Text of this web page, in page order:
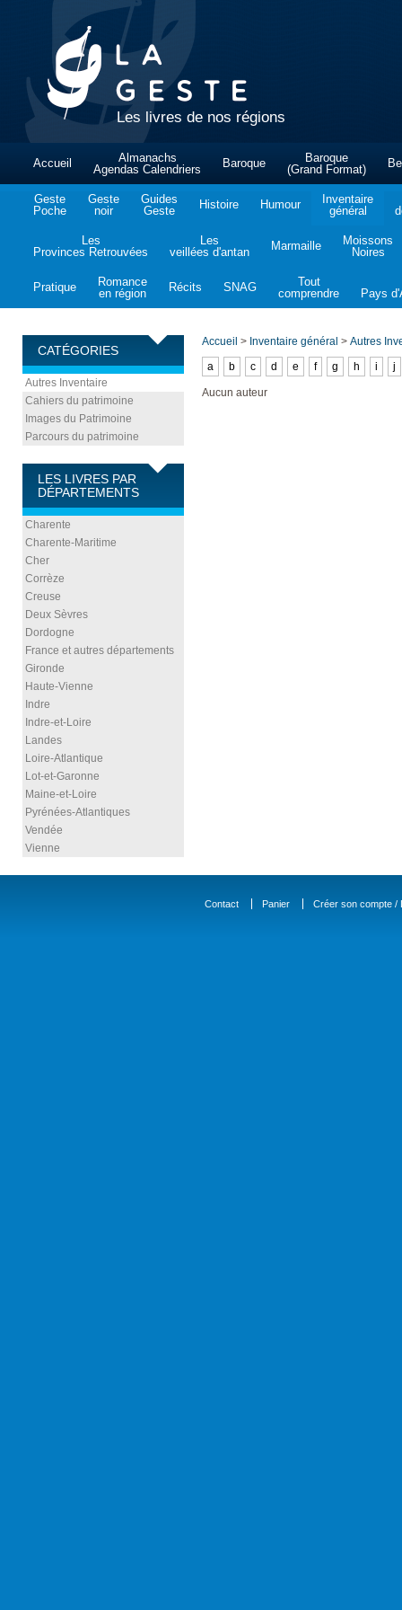
Les livres de nos régions
Accueil
Almanachs
Agendas Calendriers
Baroque
Baroque
(Grand Format)
Geste
Poche
Geste
noir
Guides
Geste
Histoire Humour
Inventaire
général
Les
Provinces Retrouvées
Les
veillées d'antan
Marmaille
Moissons
Noires
Pratique
Romance
en région
Récits SNAG
Tout
comprendre
Pays
CATÉGORIES
Autres Inventaire
Cahiers du patrimoine
Images du Patrimoine
Parcours du patrimoine
LES LIVRES PAR
DÉPARTEMENTS
Charente
Charente-Maritime
Cher
Corrèze
Creuse
Deux Sèvres
Dordogne
France et autres départements
Gironde
Haute-Vienne
Indre
Indre-et-Loire
Landes
Loire-Atlantique
Lot-et-Garonne
Maine-et-Loire
Pyrénées-Atlantiques
Vendée
Vienne
Accueil > Inventaire général > Autres
a
b c d e f g h i j
Aucun auteur
Contact Panier Créer son compte /